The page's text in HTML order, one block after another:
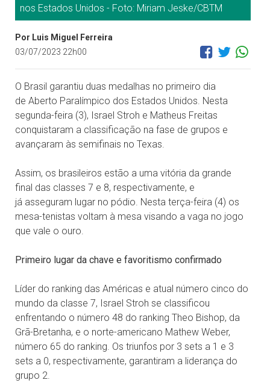
nos Estados Unidos - Foto: Miriam Jeske/CBTM
Por Luis Miguel Ferreira
03/07/2023 22h00
O Brasil garantiu duas medalhas no primeiro dia
de Aberto Paralímpico dos Estados Unidos. Nesta
segunda-feira (3), Israel Stroh e Matheus Freitas
conquistaram a classificação na fase de grupos e
avançaram às semifinais no Texas.
Assim, os brasileiros estão a uma vitória da grande
final das classes 7 e 8, respectivamente, e
já asseguram lugar no pódio. Nesta terça-feira (4) os
mesa-tenistas voltam à mesa visando a vaga no jogo
que vale o ouro.
Primeiro lugar da chave e favoritismo confirmado
Líder do ranking das Américas e atual número cinco do
mundo da classe 7, Israel Stroh se classificou
enfrentando o número 48 do ranking Theo Bishop, da
Grã-Bretanha, e o norte-americano Mathew Weber,
número 65 do ranking. Os triunfos por 3 sets a 1 e 3
sets a 0, respectivamente, garantiram a liderança do
grupo 2.